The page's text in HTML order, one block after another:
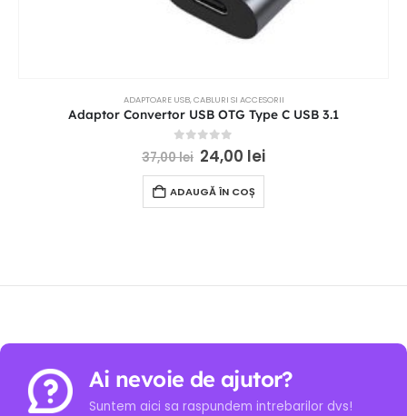
ADAPTOARE USB,CABLURI SI ACCESORII
Adaptor Convertor USB OTG Type C USB 3.1
out of 5
37,00lei 24,00 lei
ADAUGĂ ÎN COȘ
Ai nevoie de ajutor?
Suntem aici sa raspundem intrebarilor dvs!